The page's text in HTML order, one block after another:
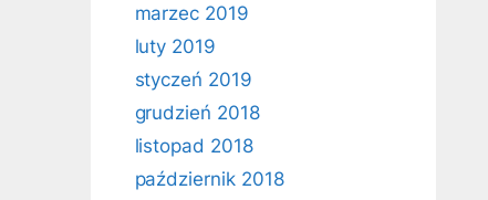
marzec 2019
luty 2019
styczeń 2019
grudzień 2018
listopad 2018
październik 2018